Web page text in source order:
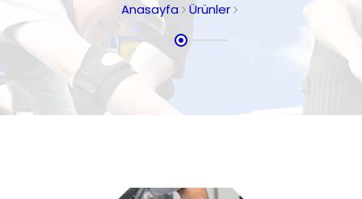
Anasayfa Ürünler